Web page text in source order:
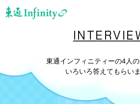
東通インフィニティーの4人
いろいろ答えてもらい